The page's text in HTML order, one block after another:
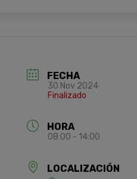
FECHA
30 Nov 2024
Finalizado
HORA
08:00 - 14:00
LOCALIZACIÓN